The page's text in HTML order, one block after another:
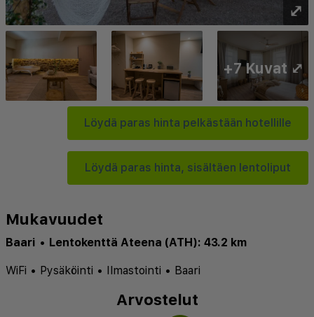
⤢
Löydä paras hinta pelkästään hotellille
Löydä paras hinta, sisältäen lentoliput
+7 Kuvat ⤢
Mukavuudet
Baari • Lentokenttä Ateena (ATH): 43.2 km
WiFi • Pysäköinti • Ilmastointi • Baari
Arvostelut